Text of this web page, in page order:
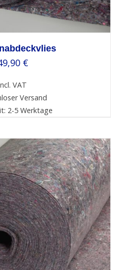
€
VAT
Versand
2-5 Werktage